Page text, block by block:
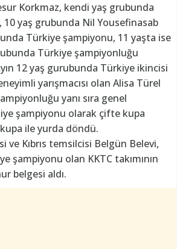
Korkmaz, kendi yaş grubunda
yaş grubunda Nil Yousefinasab
Türkiye şampiyonu, 11 yaşta ise
Türkiye şampiyonluğu
12 yaş gurubunda Türkiye ikincisi
yarışmacısı olan Alisa Türel
yanı sıra genel
şampiyonu olarak çifte kupa
ile yurda döndü.
ve Kıbrıs temsilcisi Belgün Belevi,
şampiyonu olan KKTC takımının
belgesi aldı.